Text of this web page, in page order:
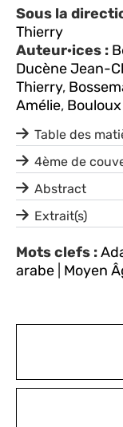
Sous la
Thierry
Auteur·ices :
Ducène Jean-
Thierry,
Amélie,
Table des
4ème de
Abstract
Extrait(s)
Mots clefs :
arabe Moyen